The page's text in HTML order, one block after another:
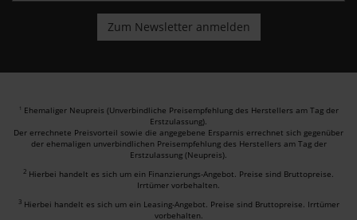
1 Ehemaliger Neupreis (Unverbindliche Preisempfehlung des Herstellers am Tag der
Erstzulassung).
Der errechnete Preisvorteil sowie die angegebene Ersparnis errechnet sich gegenüber
der ehemaligen unverbindlichen Preisempfehlung des Herstellers am Tag der
Erstzulassung (Neupreis).
2 Hierbei handelt es sich um ein Finanzierungs-Angebot. Preise sind Bruttopreise.
Irrtümer vorbehalten.
3 Hierbei handelt es sich um ein Leasing-Angebot. Preise sind Bruttopreise. Irrtümer
vorbehalten.